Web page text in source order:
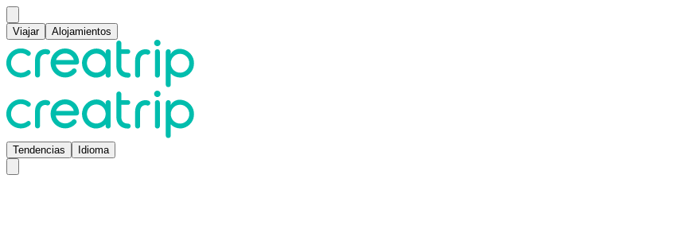
Viajar Alojamientos
Tendencias Idioma